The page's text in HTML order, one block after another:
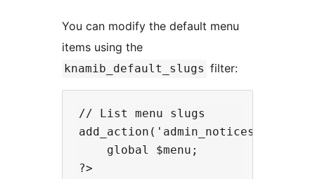
You can modify the default menu
items using the
knamib_default_slugs filter:
// List menu slugs
add_action('admin_notices',
    global $menu;
?>